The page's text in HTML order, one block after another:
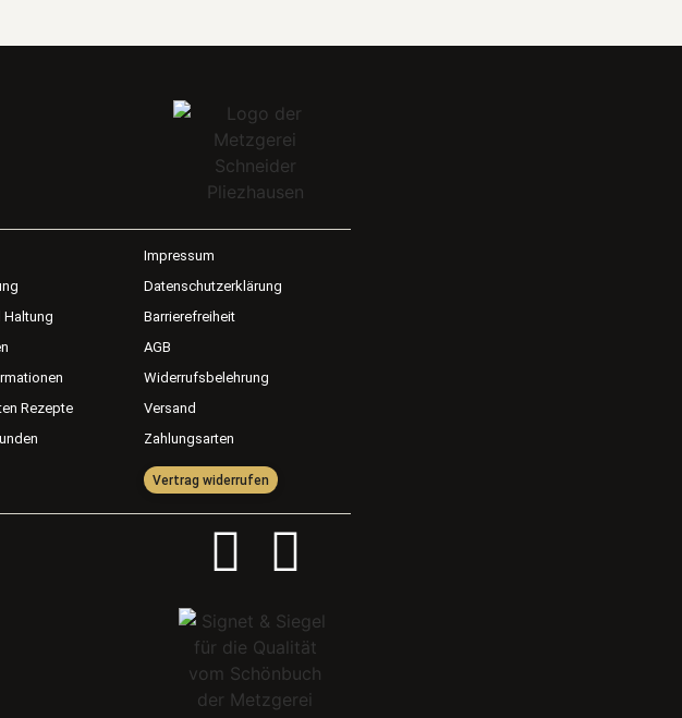
Haltung
Rezepte
Impressum
Datenschutzerklärung
Barrierefreiheit
AGB
Widerrufsbelehrung
Versand
Zahlungsarten
Vertrag widerrufen